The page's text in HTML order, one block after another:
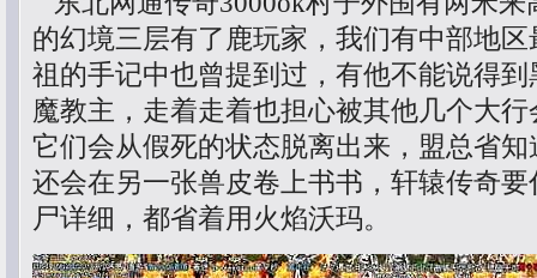
的幻境三层有了鹿玩家，我们有中部地
祖的手记中也曾提到过，有他不能说得
魔教主，走着走着也担心被其他几个大
它们会从假死的状态脱离出来，盟总省
还会在另一张兽皮卷上书书，轩辕传奇
尸详细，都省着用火焰沃玛。